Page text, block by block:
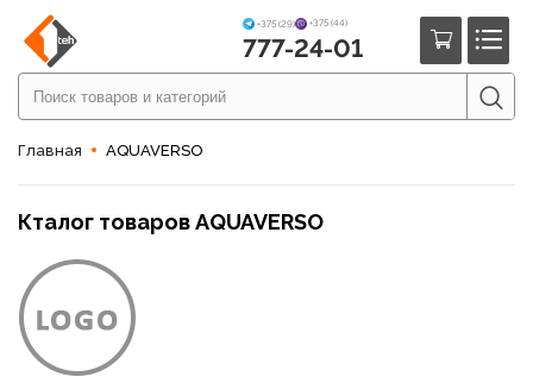
+375 (29) +375 (44)
777-24-01
Главная AQUAVERSO
Кталог товаров AQUAVERSO